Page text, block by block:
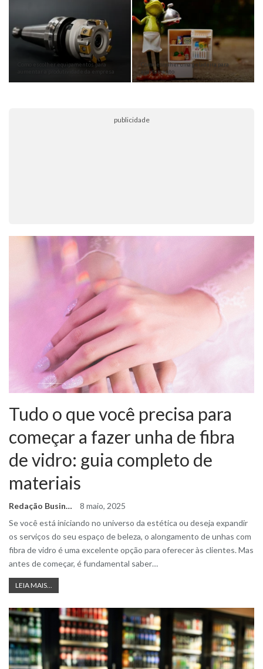
Como escolher equipamentos para
aumentar a produtividade da empresa
Como escolher uma geladeira para
apartamento
publicidade
Tudo o que você precisa para
começar a fazer unha de fibra
de vidro: guia completo de
materiais
Redação Business Ideas
8 maio, 2025
Se você está iniciando no universo da estética ou deseja expandir
os serviços do seu espaço de beleza, o alongamento de unhas com
fibra de vidro é uma excelente opção para oferecer às clientes. Mas
antes de começar, é fundamental saber…
LEIA MAIS...